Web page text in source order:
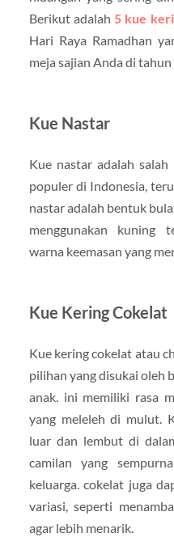
Berikut adalah 5 kue
Hari Raya Ramadhan
meja sajian Anda di
Kue Nastar
Kue nastar adalah
populer di Indonesia,
nastar adalah bentuk
menggunakan kuning
warna keemasan yang
Kue Kering Cokelat
Kue kering cokelat atau
pilihan yang disukai oleh
anak. ini memiliki rasa
yang meleleh di mulut.
luar dan lembut di
camilan yang
keluarga. cokelat juga
variasi, seperti
agar lebih menarik.